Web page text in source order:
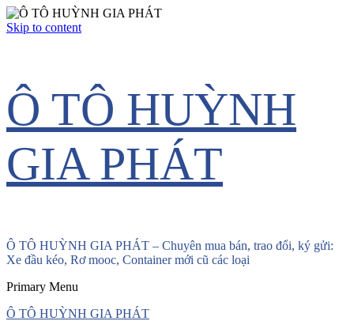
Skip to content
Ô TÔ HUỲNH
GIA PHÁT
Ô TÔ HUỲNH GIA PHÁT – Chuyên mua bán, trao đổi, ký gửi:
Xe đầu kéo, Rơ mooc, Container mới cũ các loại
Primary Menu
Ô TÔ HUỲNH GIA PHÁT